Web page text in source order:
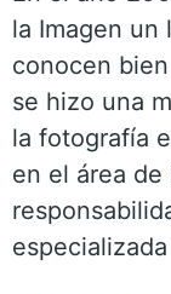
la Imagen un
conocen
se hizo una
la fotografía
en el área